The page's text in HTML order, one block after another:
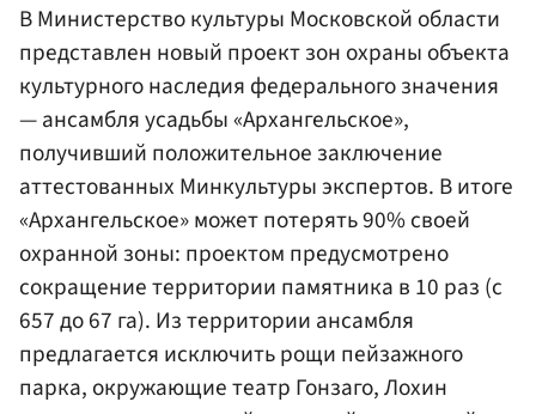
В Министерство культуры Московской области
представлен новый проект зон охраны объекта
культурного наследия федерального значения
— ансамбля усадьбы «Архангельское»,
получивший положительное заключение
аттестованных Минкультуры экспертов. В итоге
«Архангельское» может потерять 90% своей
охранной зоны: проектом предусмотрено
сокращение территории памятника в 10 раз (с
657 до 67 га). Из территории ансамбля
предлагается исключить рощи пейзажного
парка, окружающие театр Гонзаго, Лохин